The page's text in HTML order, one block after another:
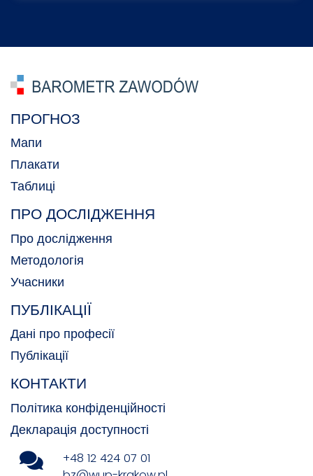
ПРОГНОЗ
Мапи
Плакати
Таблиці
ПРО ДОСЛІДЖЕННЯ
Про дослідження
Методологія
Учасники
ПУБЛІКАЦІЇ
Дані про професії
Публікації
КОНТАКТИ
Політика конфіденційності
Декларація доступності
+48 12 424 07 01